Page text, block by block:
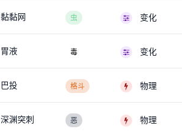
黏黏网 虫 变化
胃液 毒 变化
巴投 格斗 物理
深渊突刺 恶 物理